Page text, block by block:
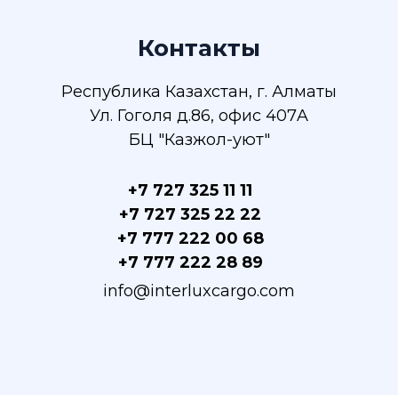
Контакты
Республика Казахстан, г. Алматы
Ул. Гоголя д.86, офис 407A
БЦ "Казжол-уют"
+7 727 325 11 11
+7 727 325 22 22
+7 777 222 00 68
+7 777 222 28 89
info@interluxcargo.com